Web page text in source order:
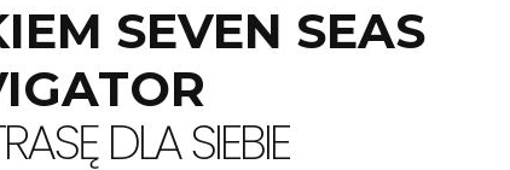
SEVEN SEAS
DLA SIEBIE